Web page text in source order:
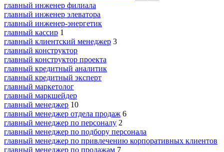
главный инженер филиала
главный инженер элеватора
главный инженер-энергетик
главный кассир 1
главный клиентский менеджер 3
главный конструктор
главный конструктор проекта
главный кредитный аналитик
главный кредитный эксперт
главный маркетолог
главный маркшейдер
главный менеджер 10
главный менеджер отдела продаж 6
главный менеджер по персоналу 2
главный менеджер по подбору персонала
главный менеджер по привлечению корпоративных клиентов
главный менеджер по продажам 7